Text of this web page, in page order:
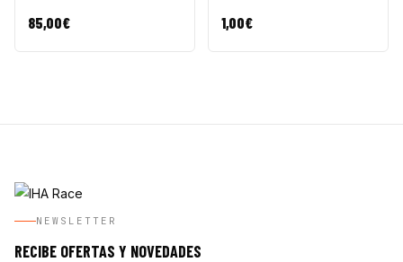
85,00€ 1,00€
NEWSLETTER
RECIBE OFERTAS Y NOVEDADES